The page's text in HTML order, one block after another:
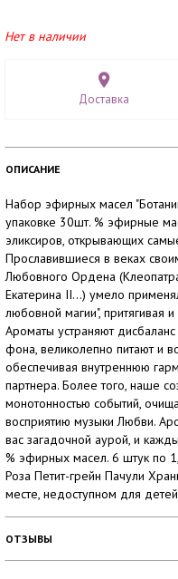
Нет в наличии
Доставка
ОПИСАНИЕ
Набор эфирных масел
упаковке 30шт. % эфирные
эликсиров, открывающих
Прославившиеся в веках
Любовного Ордена
Екатерина II...) умело
любовной магии", притягивая
Ароматы устраняют
фона, великолепно питают и
обеспечивая внутреннюю
партнера. Более того, наше
монотонностью событий,
восприятию музыки Любви.
вас загадочной аурой, и
% эфирных масел. 6 штук по
Роза Петит-грейн Пачули
месте, недоступном для
ОТЗЫВЫ